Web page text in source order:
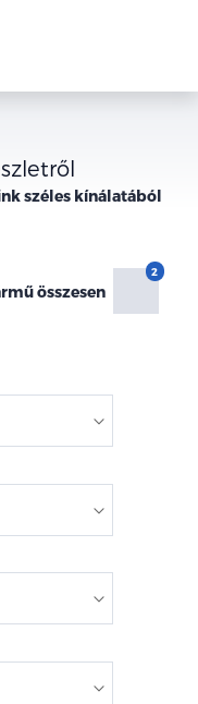
széles kínálatából
összesen